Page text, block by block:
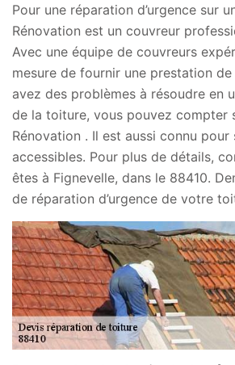
Pour une réparation d’urgence sur
Rénovation est un couvreur
Avec une équipe de couvreurs
mesure de fournir une prestation
avez des problèmes à résoudre en
de la toiture, vous pouvez compter
Rénovation . Il est aussi connu
accessibles. Pour plus de détails,
êtes à Fignevelle, dans le 88410.
de réparation d’urgence de votre